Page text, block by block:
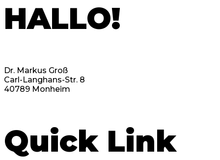
HALLO!
Dr. Markus Groß
Carl-Langhans-Str. 8
40789 Monheim
Quick Link